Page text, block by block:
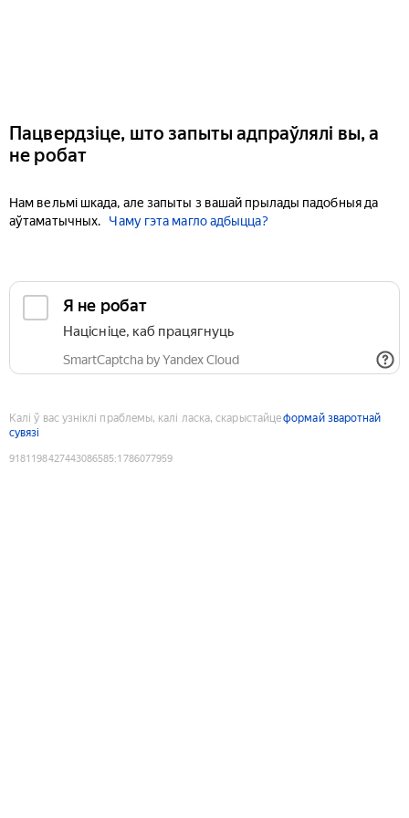
Пацвердзіце, што запыты адпраўлялі вы, а
не робат
Нам вельмі шкада, але запыты з вашай прылады падобныя да
аўтаматычных.
Чаму гэта магло адбыцца?
Я не робат
Націсніце, каб працягнуць
SmartCaptcha by Yandex Cloud
Калі ў вас узніклі праблемы, калі ласка, скарыстайцеформай зваротнай
сувязі
9181198427443086585:1786077959